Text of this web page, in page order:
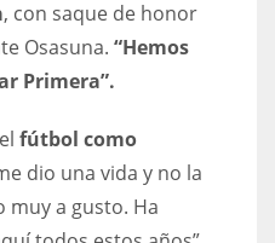
, con saque de honor
Osasuna. “Hemos
Primera”.
fútbol como
dio una vida y no la
muy a gusto. Ha